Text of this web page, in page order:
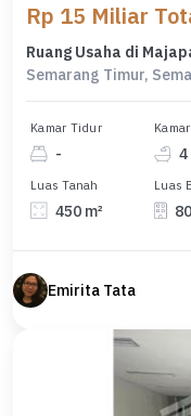
Rp 15 Miliar
Ruang Usaha di
Semarang Timur,
Kamar Tidur
- 4
Luas Tanah
450 m²
Luas
Emirita Tata